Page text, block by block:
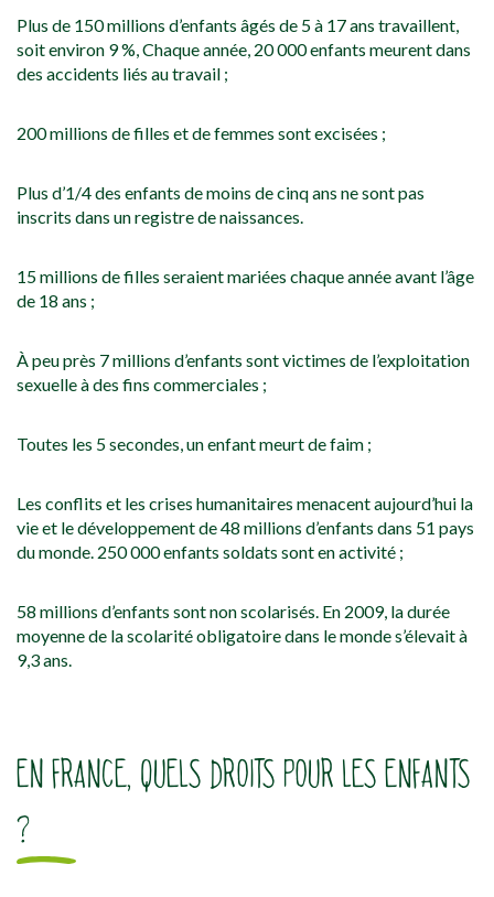
Plus de 150 millions d’enfants âgés de 5 à 17 ans travaillent,
soit environ 9 %, Chaque année, 20 000 enfants meurent dans
des accidents liés au travail ;
200 millions de filles et de femmes sont excisées ;
Plus d’1/4 des enfants de moins de cinq ans ne sont pas
inscrits dans un registre de naissances.
15 millions de filles seraient mariées chaque année avant l’âge
de 18 ans ;
À peu près 7 millions d’enfants sont victimes de l’exploitation
sexuelle à des fins commerciales ;
Toutes les 5 secondes, un enfant meurt de faim ;
Les conflits et les crises humanitaires menacent aujourd’hui la
vie et le développement de 48 millions d’enfants dans 51 pays
du monde. 250 000 enfants soldats sont en activité ;
58 millions d’enfants sont non scolarisés. En 2009, la durée
moyenne de la scolarité obligatoire dans le monde s’élevait à
9,3 ans.
EN FRANCE, QUELS DROITS POUR LES ENFANTS
?